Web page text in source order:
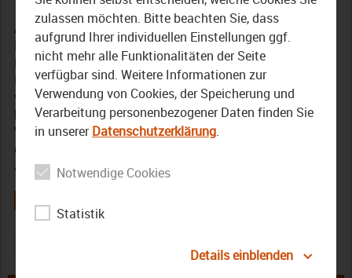
Auch in diesem Jahr findet wieder das Familienfest vom
Bezirk Oberfranken in den Landwirtschaftlichen
Lehranstalten in Bayreuth statt. Am 18. Juni geht das
Fest in die zweite Runde, nachdem es letztes Jahr ein
voller Erfolg war, so die Organisatoren. Auch diesmal
können sich Groß und Klein auf einige Highlights freuen.
Viele der Angebote wie Popcorn und Eis sind sogar gratis
oder werden zu einem familienfreundlichen Preis
angeboten. Los geht es um 10:00 Uhr.
zulassen möchten. Bitte beachten Sie, dass
aufgrund Ihrer individuellen Einstellungen ggf.
nicht mehr alle Funktionalitäten der Seite
verfügbar sind. Weitere Informationen zur
Verwendung von Cookies, der Speicherung und
Verarbeitung personenbezogener Daten finden Sie
in unsererDatenschutzerklärung.
Notwendige Cookies
Statistik
Details einblenden